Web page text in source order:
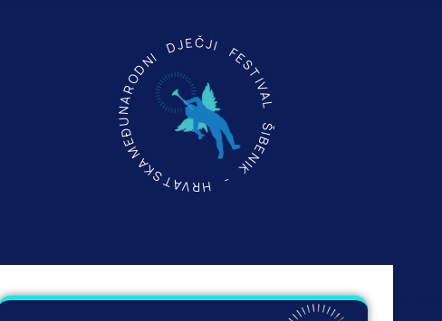
MEĐUNARODNI DJEČJI FESTIVAL ŠIBENIK - HRVATSKA